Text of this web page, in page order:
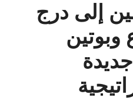
إلى درج
وبوتين